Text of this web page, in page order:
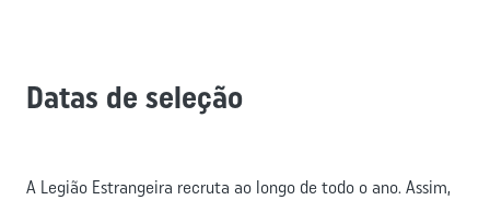
Datas de seleção
A Legião Estrangeira recruta ao longo de todo o ano. Assim,